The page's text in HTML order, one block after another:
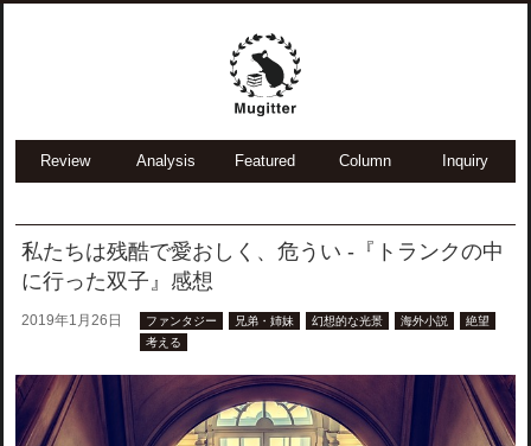
Review Analysis Featured Column Inquiry
私たちは残酷で愛おしく、危うい -『トランクの中
に行った双子』感想
2019年1月26日 ファンタジー 兄弟・姉妹 幻想的な光景 海外小説
絶望
考える